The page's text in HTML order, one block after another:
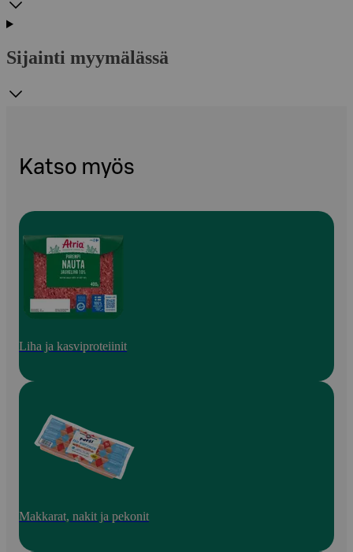
Sijainti myymälässä
Katso myös
Liha ja kasviproteiinit
Makkarat, nakit ja pekonit